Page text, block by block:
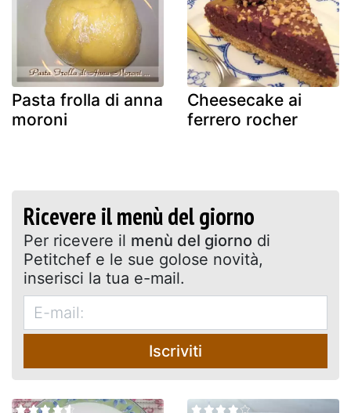
Pasta frolla di anna
moroni
Cheesecake ai
ferrero rocher
Ricevere il menù del giorno
Per ricevere il menù del giorno di
Petitchef e le sue golose novità,
inserisci la tua e-mail.
Iscriviti